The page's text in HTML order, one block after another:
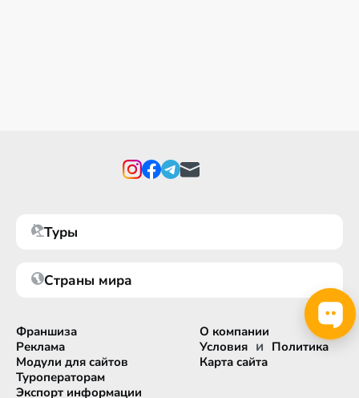
Туры
Страны мира
Франшиза
Реклама
Модули для сайтов
Туроператорам
Экспорт информации
О компании
Условия и Политика
Карта сайта